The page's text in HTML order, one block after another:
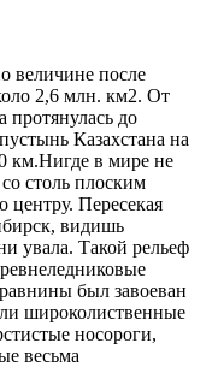
величине после
2,6 млн. км2. От
протянулась до
Казахстана на
км.Нигде в мире не
столь плоским
Пересекая
видишь
увала. Такой рельеф
был завоеван
широколиственные
носороги,
весьма